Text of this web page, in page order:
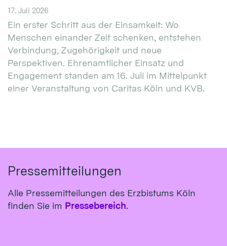
17. Juli 2026
Ein erster Schritt aus der Einsamkeit: Wo
Menschen einander Zeit schenken, entstehen
Verbindung, Zugehörigkeit und neue
Perspektiven. Ehrenamtlicher Einsatz und
Engagement standen am 16. Juli im Mittelpunkt
einer Veranstaltung von Caritas Köln und KVB.
Pressemitteilungen
Alle Pressemitteilungen des Erzbistums Köln
finden Sie im Pressebereich.